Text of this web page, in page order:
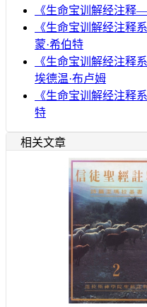
《生命宝训解经注释
《生命宝训解经注
蒙·希伯特
《生命宝训解经注
埃德温·布卢姆
《生命宝训解经注释
特
相关文章